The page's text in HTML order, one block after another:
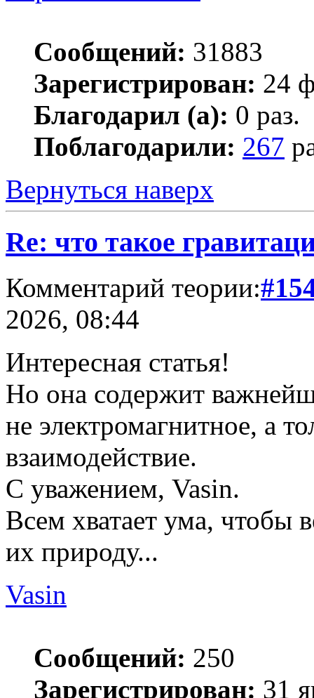
Сообщений: 31883
Зарегистрирован: 24
Благодарил (а): 0 раз.
Поблагодарили: 267
Вернуться наверх
Re: что такое
Комментарий теории:
2026, 08:44
Интересная статья!
Но она содержит
не электромагнитное, а
взаимодействие.
С уважением, Vasin.
Всем хватает ума, чтобы
их природу...
Vasin
Сообщений: 250
Зарегистрирован: 31